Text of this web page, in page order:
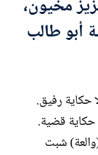
مخيون،
أبو طالب
حكاية رفيق.
قضية.
شبت